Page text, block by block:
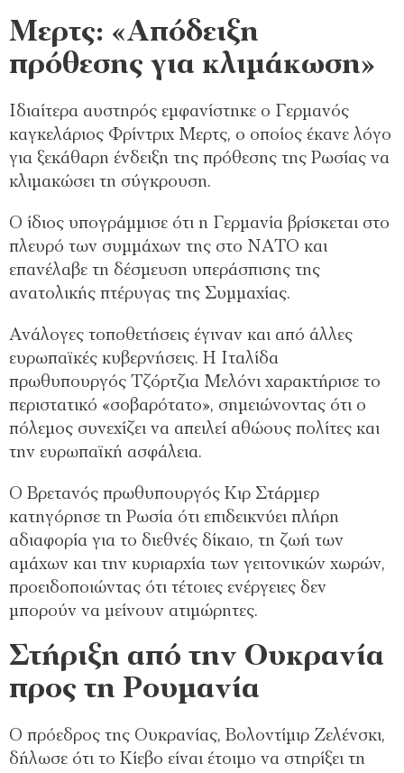
Μερτς: «Απόδειξη
πρόθεσης για κλιμάκωση»
Ιδιαίτερα αυστηρός εμφανίστηκε ο Γερμανός
καγκελάριος Φρίντριχ Μερτς, ο οποίος έκανε λόγο
για ξεκάθαρη ένδειξη της πρόθεσης της Ρωσίας να
κλιμακώσει τη σύγκρουση.
Ο ίδιος υπογράμμισε ότι η Γερμανία βρίσκεται στο
πλευρό των συμμάχων της στο ΝΑΤΟ και
επανέλαβε τη δέσμευση υπεράσπισης της
ανατολικής πτέρυγας της Συμμαχίας.
Ανάλογες τοποθετήσεις έγιναν και από άλλες
ευρωπαϊκές κυβερνήσεις. Η Ιταλίδα
πρωθυπουργός Τζόρτζια Μελόνι χαρακτήρισε το
περιστατικό «σοβαρότατο», σημειώνοντας ότι ο
πόλεμος συνεχίζει να απειλεί αθώους πολίτες και
την ευρωπαϊκή ασφάλεια.
Ο Βρετανός πρωθυπουργός Κιρ Στάρμερ
κατηγόρησε τη Ρωσία ότι επιδεικνύει πλήρη
αδιαφορία για το διεθνές δίκαιο, τη ζωή των
αμάχων και την κυριαρχία των γειτονικών χωρών,
προειδοποιώντας ότι τέτοιες ενέργειες δεν
μπορούν να μείνουν ατιμώρητες.
Στήριξη από την Ουκρανία
προς τη Ρουμανία
Ο πρόεδρος της Ουκρανίας, Βολοντίμιρ Ζελένσκι,
δήλωσε ότι το Κίεβο είναι έτοιμο να στηρίξει τη